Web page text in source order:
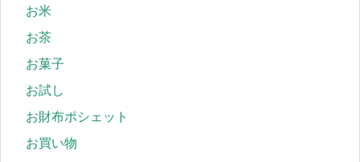
お米
お茶
お菓子
お試し
お財布ポシェット
お買い物